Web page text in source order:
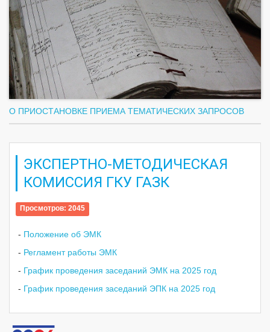
О ПРИОСТАНОВКЕ ПРИЕМА ТЕМАТИЧЕСКИХ ЗАПРОСОВ
ЭКСПЕРТНО-МЕТОДИЧЕСКАЯ
КОМИССИЯ ГКУ ГАЗК
Просмотров: 2045
- Положение об ЭМК
- Регламент работы ЭМК
- График проведения заседаний ЭМК на 2025 год
- График проведения заседаний ЭПК на 2025 год